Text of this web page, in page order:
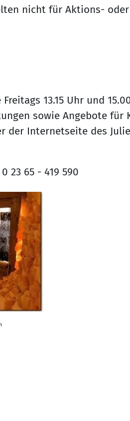
nicht für Aktions- oder
13.15 Uhr und
sowie Angebote für
der Internetseite des
23 65 - 419 590